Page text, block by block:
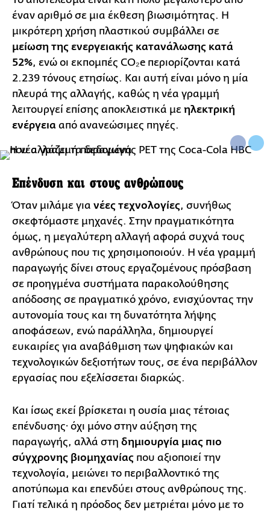
έναν αριθμό σε μια έκθεση βιωσιμότητας. Η
μικρότερη χρήση πλαστικού συμβάλλει σε
μείωση της ενεργειακής κατανάλωσης κατά
52%, ενώ οι εκπομπές CO₂e περιορίζονται κατά
2.239 τόνους ετησίως. Και αυτή είναι μόνο η μία
πλευρά της αλλαγής, καθώς η νέα γραμμή
λειτουργεί επίσης αποκλειστικά με ηλεκτρική
ενέργεια από ανανεώσιμες πηγές.
Επένδυση και στους ανθρώπους
Όταν μιλάμε για νέες τεχνολογίες, συνήθως
σκεφτόμαστε μηχανές. Στην πραγματικότητα
όμως, η μεγαλύτερη αλλαγή αφορά συχνά τους
ανθρώπους που τις χρησιμοποιούν. Η νέα γραμμή
παραγωγής δίνει στους εργαζομένους πρόσβαση
σε προηγμένα συστήματα παρακολούθησης
απόδοσης σε πραγματικό χρόνο, ενισχύοντας την
αυτονομία τους και τη δυνατότητα λήψης
αποφάσεων, ενώ παράλληλα, δημιουργεί
ευκαιρίες για αναβάθμιση των ψηφιακών και
τεχνολογικών δεξιοτήτων τους, σε ένα περιβάλλον
εργασίας που εξελίσσεται διαρκώς.
Και ίσως εκεί βρίσκεται η ουσία μιας τέτοιας
επένδυσης· όχι μόνο στην αύξηση της
παραγωγής, αλλά στη δημιουργία μιας πιο
σύγχρονης βιομηχανίας που αξιοποιεί την
τεχνολογία, μειώνει το περιβαλλοντικό της
αποτύπωμα και επενδύει στους ανθρώπους της.
Γιατί τελικά η πρόοδος δεν μετριέται μόνο με το